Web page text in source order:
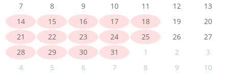
7
8 9 10 11 12
13
14
15 16 17 18 19
20
21
22 23 24 25 26
27
28
29 30 31 1 2
3
4
5 6 7 8 9 10